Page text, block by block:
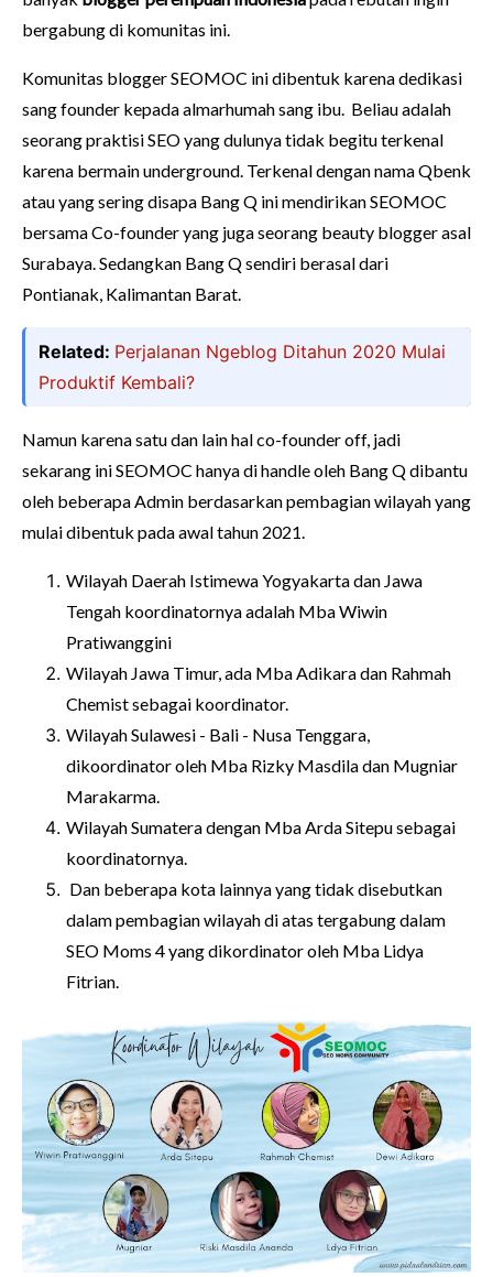
bergabung di komunitas ini.
Komunitas blogger SEOMOC ini dibentuk karena dedikasi
sang founder kepada almarhumah sang ibu. Beliau adalah
seorang praktisi SEO yang dulunya tidak begitu terkenal
karena bermain underground. Terkenal dengan nama Qbenk
atau yang sering disapa Bang Q ini mendirikan SEOMOC
bersama Co-founder yang juga seorang beauty blogger asal
Surabaya. Sedangkan Bang Q sendiri berasal dari
Pontianak, Kalimantan Barat.
Related: Perjalanan Ngeblog Ditahun 2020 Mulai
Produktif Kembali?
Namun karena satu dan lain hal co-founder off, jadi
sekarang ini SEOMOC hanya di handle oleh Bang Q dibantu
oleh beberapa Admin berdasarkan pembagian wilayah yang
mulai dibentuk pada awal tahun 2021.
Wilayah Daerah Istimewa Yogyakarta dan Jawa
Tengah koordinatornya adalah Mba Wiwin
Pratiwanggini
Wilayah Jawa Timur, ada Mba Adikara dan Rahmah
Chemist sebagai koordinator.
Wilayah Sulawesi - Bali - Nusa Tenggara,
dikoordinator oleh Mba Rizky Masdila dan Mugniar
Marakarma.
Wilayah Sumatera dengan Mba Arda Sitepu sebagai
koordinatornya.
Dan beberapa kota lainnya yang tidak disebutkan
dalam pembagian wilayah di atas tergabung dalam
SEO Moms 4 yang dikordinator oleh Mba Lidya
Fitrian.